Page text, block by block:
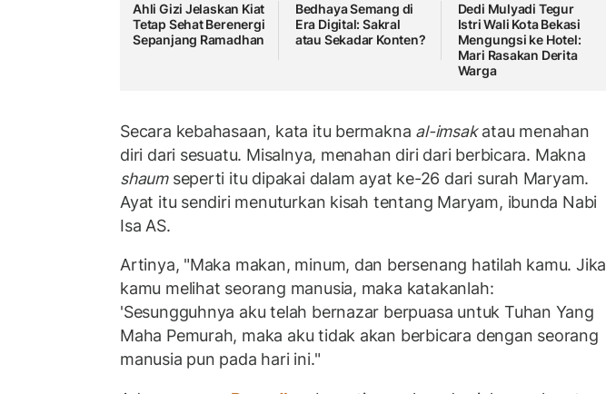
Ahli Gizi Jelaskan Kiat
Tetap Sehat Berenergi
Sepanjang Ramadhan
Bedhaya Semang di
Era Digital: Sakral
atau Sekadar Konten?
Dedi Mulyadi Tegur
Istri Wali Kota Bekasi
Mengungsi ke Hotel:
Mari Rasakan Derita
Warga
Secara kebahasaan, kata itu bermakna al-imsakatau menahan
diri dari sesuatu. Misalnya, menahan diri dari berbicara. Makna
shaumseperti itu dipakai dalam ayat ke-26 dari surah Maryam.
Ayat itu sendiri menuturkan kisah tentang Maryam, ibunda Nabi
Isa AS.
Artinya, "Maka makan, minum, dan bersenang hatilah kamu. Jika
kamu melihat seorang manusia, maka katakanlah:
'Sesungguhnya aku telah bernazar berpuasa untuk Tuhan Yang
Maha Pemurah, maka aku tidak akan berbicara dengan seorang
manusia pun pada hari ini."